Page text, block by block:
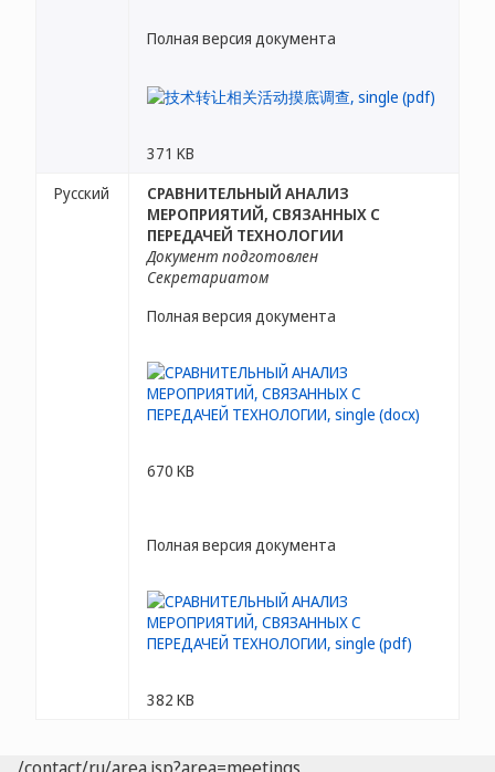
Полная версия документа
371 KB
Русский
СРАВНИТЕЛЬНЫЙ АНАЛИЗ
МЕРОПРИЯТИЙ, СВЯЗАННЫХ С
ПЕРЕДАЧЕЙ ТЕХНОЛОГИИ
Документ подготовлен
Секретариатом
Полная версия документа
670 KB
Полная версия документа
382 KB